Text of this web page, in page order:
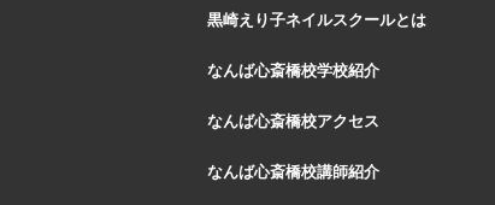
黒崎えり子ネイルスクールとは
なんば心斎橋校学校紹介
なんば心斎橋校アクセス
なんば心斎橋校講師紹介